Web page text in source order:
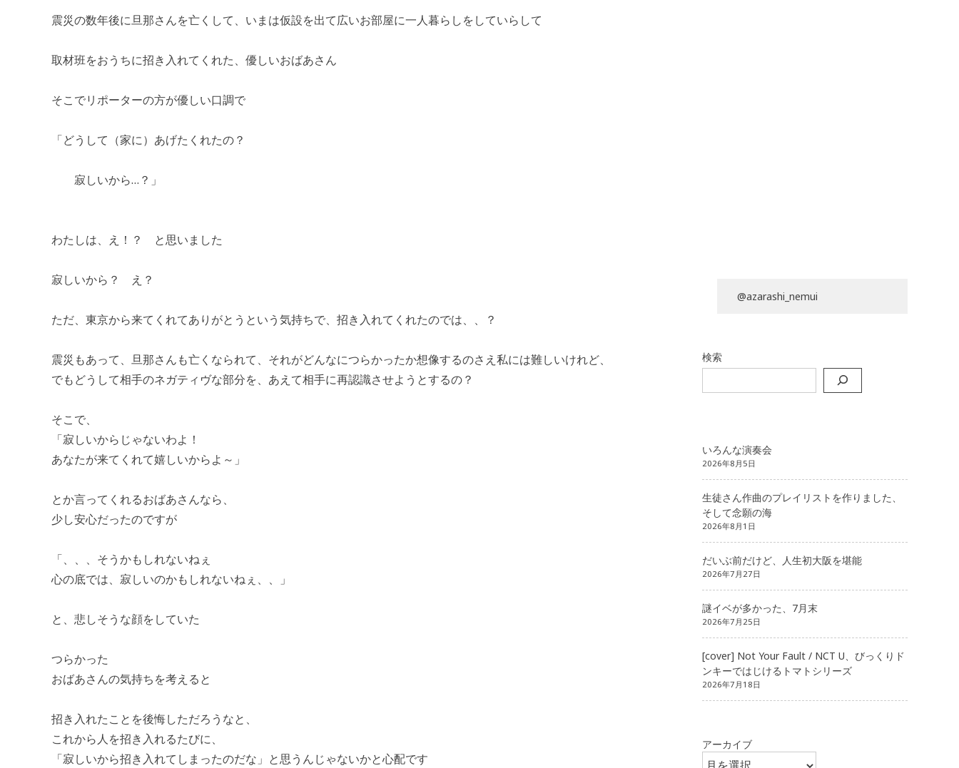
震災の数年後に旦那さんを亡くして、いまは仮設を出て広いお部屋に一人暮らしをしていらして
取材班をおうちに招き入れてくれた、優しいおばあさん
そこでリポーターの方が優しい口調で
「どうして（家に）あげたくれたの？
寂しいから…？」
わたしは、え！？ と思いました
寂しいから？ え？
ただ、東京から来てくれてありがとうという気持ちで、招き入れてくれたのでは、、？
震災もあって、旦那さんも亡くなられて、それがどんなにつらかったか想像するのさえ私には難しいけれど、
でもどうして相手のネガティヴな部分を、あえて相手に再認識させようとするの？
そこで、
「寂しいからじゃないわよ！
あなたが来てくれて嬉しいからよ～」
とか言ってくれるおばあさんなら、
少し安心だったのですが
「、、、そうかもしれないねぇ
心の底では、寂しいのかもしれないねぇ、、」
と、悲しそうな顔をしていた
つらかった
おばあさんの気持ちを考えると
招き入れたことを後悔しただろうなと、
これから人を招き入れるたびに、
「寂しいから招き入れてしまったのだな」と思うんじゃないかと心配です
@azarashi_nemui
検索
いろんな演奏会
2026年8月5日
生徒さん作曲のプレイリストを作りました、
そして念願の海
2026年8月1日
だいぶ前だけど、人生初大阪を堪能
2026年7月27日
謎イベが多かった、7月末
2026年7月25日
[cover] Not Your Fault / NCT U、びっくりド
ンキーではじけるトマトシリーズ
2026年7月18日
アーカイブ